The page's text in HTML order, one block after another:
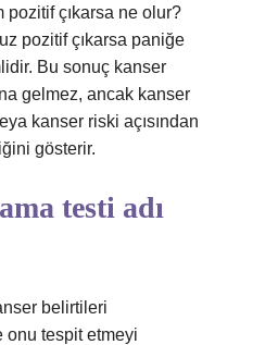
pozitif çıkarsa ne olur?
pozitif çıkarsa paniğe
Bu sonuç kanser
gelmez, ancak kanser
kanser riski açısından
gösterir.
testi adı
belirtileri
onu tespit etmeyi